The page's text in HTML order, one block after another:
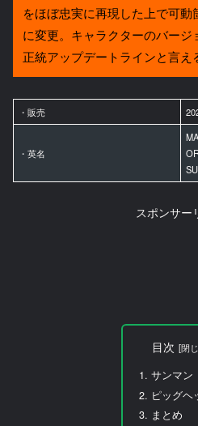
をほぼ忠実に再現した上で可
に変更。キャラクターのバー
正統アップデートラインと言え
・販売
・英名
スポンサー
目次
サンマン
ピッグヘ
まとめ